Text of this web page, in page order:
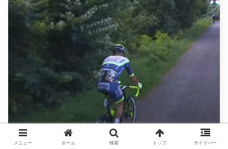
残り44.9kmで、先頭を走っていたクインテン・ハーマ
メニュー ホーム 検索 トップ サイドバー